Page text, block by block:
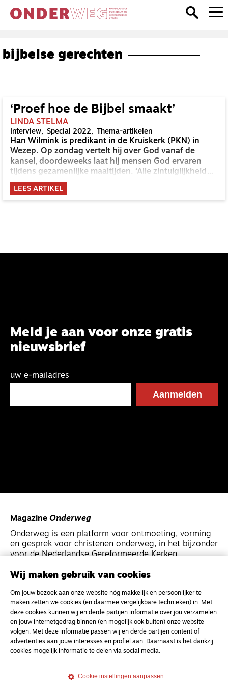
bijbelse gerechten
‘Proef hoe de Bijbel smaakt’
LINDA STELMA
Interview Special 2022 Thema-artikelen
Han Wilmink is predikant in de Kruiskerk (PKN) in
Wezep. Op zondag vertelt hij over God vanaf de
kansel, doordeweeks laat hij mensen God ervaren
tijdens gezamenlijke maaltijden. ‘Alle zintuiglijkheid
verwijst naar God.’
LEES ARTIKEL
Meld je aan voor onze gratis
nieuwsbrief
uw e-mailadres
Magazine Onderweg
Onderweg is een platform voor ontmoeting, vorming
en gesprek voor christenen onderweg, in het bijzonder
voor de Nederlandse Gereformeerde Kerken.
Magazine
Onderweg
Kvk-nummer 33277063
NL46 INGB 0117 5827 86
info@onderwegonline.nl
Wij maken gebruik van cookies
Om jouw bezoek aan onze website nóg makkelijk en persoonlijker te
maken zetten we cookies (en daarmee vergelijkbare technieken) in. Met
deze cookies kunnen wij en derde partijen informatie over jou verzamelen
en jouw internetgedrag binnen (en mogelijk ook buiten) onze website
volgen. Met deze informatie passen wij en derde partijen content of
advertenties aan jouw interesses en profiel aan. Daarnaast is het dankzij
cookies mogelijk informatie te delen via social media.
Cookie instellingen aanpassen